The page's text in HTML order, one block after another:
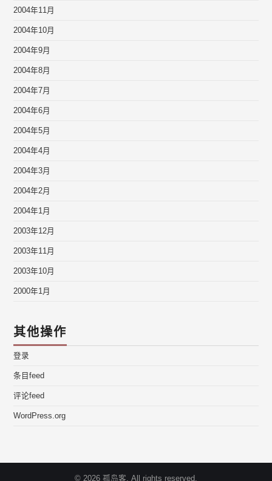
2004年11月
2004年10月
2004年9月
2004年8月
2004年7月
2004年6月
2004年5月
2004年4月
2004年3月
2004年2月
2004年1月
2003年12月
2003年11月
2003年10月
2000年1月
其他操作
登录
条目feed
评论feed
WordPress.org
© 2026 孤岛客. All rights reserved.